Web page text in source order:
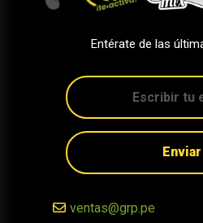
Entérate de las
Enviar
ventas@grp.pe